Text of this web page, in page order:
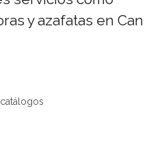
y azafatas en Can